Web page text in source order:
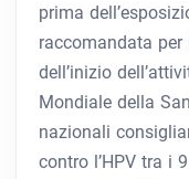
prima
raccomandata
dell’inizio
Mondiale della
nazionali
contro l’HPV tra i